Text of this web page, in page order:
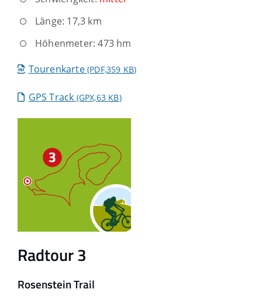
Länge: 17,3 km
Höhenmeter: 473 hm
Tourenkarte(PDF,359 KB)
GPS Track (GPX,63 KB)
Radtour 3
Rosenstein Trail